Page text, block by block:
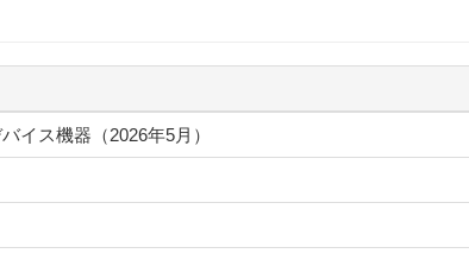
イス機器（2026年5月）